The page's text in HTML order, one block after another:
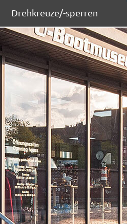
Drehkreuze/-sperren